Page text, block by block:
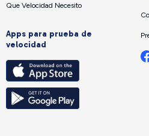
Que Velocidad Necesito
Apps para prueba de
velocidad